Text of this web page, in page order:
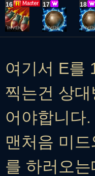
16 17 18
여기서 E를
찍는건 상
어야합니다.
맨처음 미
를 하러오